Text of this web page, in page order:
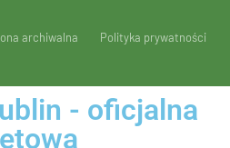
archiwalna Polityka prywatności
- oficjalna